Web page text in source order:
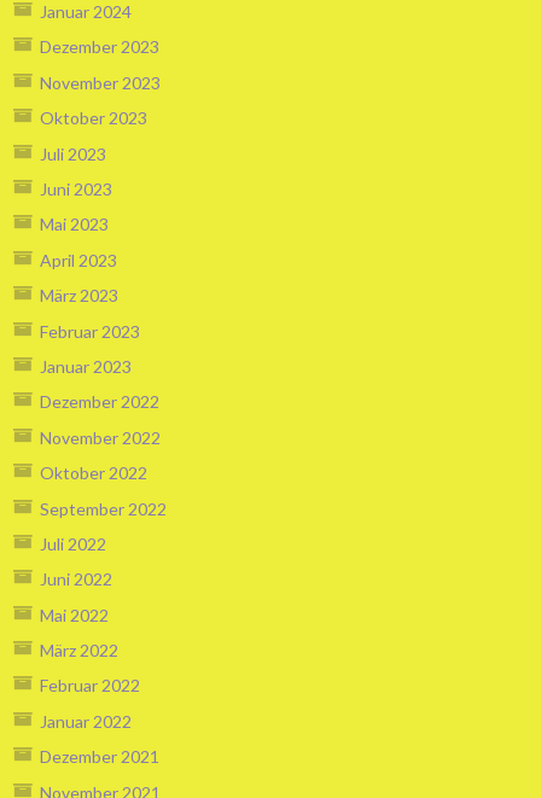
Januar 2024
Dezember 2023
November 2023
Oktober 2023
Juli 2023
Juni 2023
Mai 2023
April 2023
März 2023
Februar 2023
Januar 2023
Dezember 2022
November 2022
Oktober 2022
September 2022
Juli 2022
Juni 2022
Mai 2022
März 2022
Februar 2022
Januar 2022
Dezember 2021
November 2021